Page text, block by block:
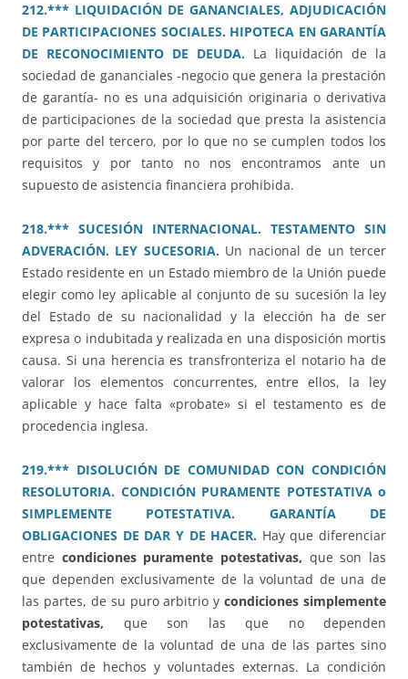
212.*** LIQUIDACIÓN DE GANANCIALES, ADJUDICACIÓN
DE PARTICIPACIONES SOCIALES. HIPOTECA EN GARANTÍA
DE RECONOCIMIENTO DE DEUDA. La liquidación de la
sociedad de gananciales -negocio que genera la prestación
de garantía- no es una adquisición originaria o derivativa
de participaciones de la sociedad que presta la asistencia
por parte del tercero, por lo que no se cumplen todos los
requisitos y por tanto no nos encontramos ante un
supuesto de asistencia financiera prohibida.
218.*** SUCESIÓN INTERNACIONAL. TESTAMENTO SIN
ADVERACIÓN. LEY SUCESORIA. Un nacional de un tercer
Estado residente en un Estado miembro de la Unión puede
elegir como ley aplicable al conjunto de su sucesión la ley
del Estado de su nacionalidad y la elección ha de ser
expresa o indubitada y realizada en una disposición mortis
causa. Si una herencia es transfronteriza el notario ha de
valorar los elementos concurrentes, entre ellos, la ley
aplicable y hace falta «probate» si el testamento es de
procedencia inglesa.
219.*** DISOLUCIÓN DE COMUNIDAD CON CONDICIÓN
RESOLUTORIA. CONDICIÓN PURAMENTE POTESTATIVA o
SIMPLEMENTE POTESTATIVA. GARANTÍA DE
OBLIGACIONES DE DAR Y DE HACER. Hay que diferenciar
entre condiciones puramente potestativas, que son las
que dependen exclusivamente de la voluntad de una de
las partes, de su puro arbitrio ycondiciones simplemente
potestativas, que son las que no dependen
exclusivamente de la voluntad de una de las partes sino
también de hechos y voluntades externas. La condición